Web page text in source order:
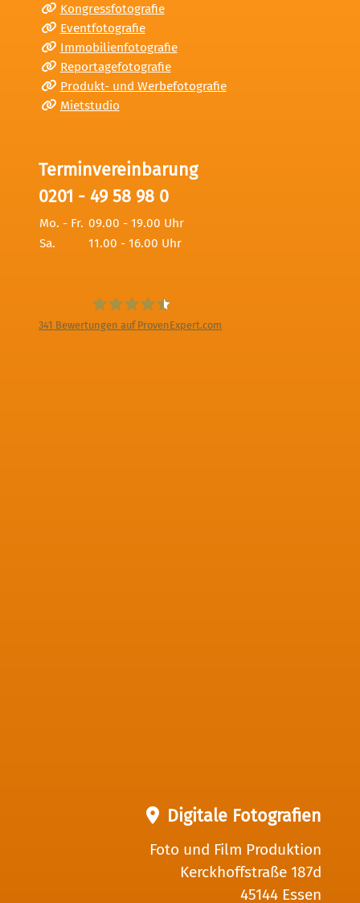
Kongressfotografie
Eventfotografie
Immobilienfotografie
Reportagefotografie
Produkt- und Werbefotografie
Mietstudio
Terminvereinbarung
0201 - 49 58 98 0
Mo. - Fr. 09.00 - 19.00 Uhr
Sa.
11.00 - 16.00 Uhr
341 Bewertungen auf ProvenExpert.com
Digitale Fotografien
Foto und Film Produktion
Kerckhoffstraße 187d
45144 Essen